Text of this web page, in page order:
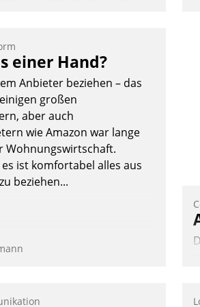
eine Überblick, Einsicht
Lösung. Zur
man auf
bewährte und Startup-
erstmals agile
einer Hand?
Anbieter beziehen – das
großen
aber auch
wie Amazon war lange
Wohnungswirtschaft.
ist komfortabel alles aus
beziehen...